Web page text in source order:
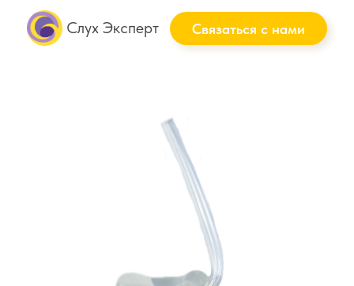
Связаться с нами
Слух Эксперт